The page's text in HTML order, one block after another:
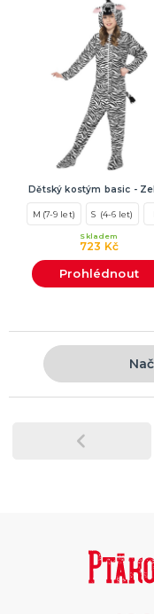
Dětský kostým basic -
M (7-9 let) S (4-6 let)
723 Kč
Skladem
Prohlédnout